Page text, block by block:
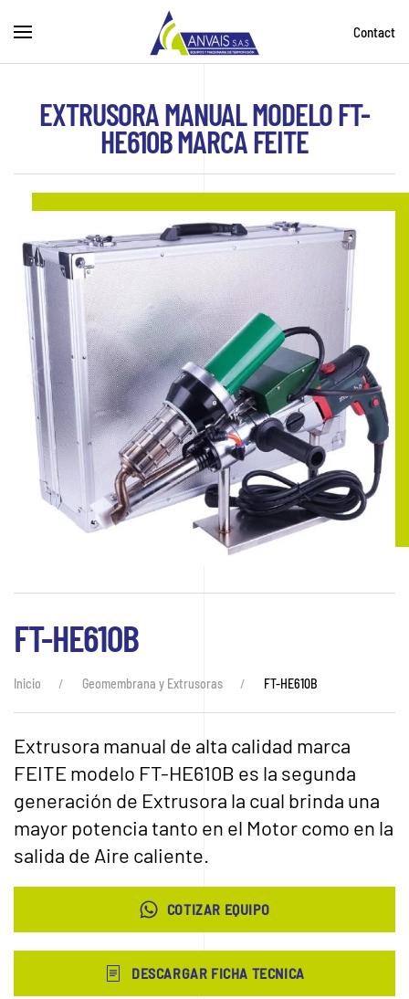
Skip to main content
Contact
EXTRUSORA MANUAL MODELO FT-
HE610B MARCA FEITE
FT-HE610B
Inicio Geomembrana y Extrusoras FT-HE610B
Extrusora manual de alta calidad marca
FEITE modelo FT-HE610B es la segunda
generación de Extrusora la cual brinda una
mayor potencia tanto en el Motor como en la
salida de Aire caliente.
COTIZAR EQUIPO
DESCARGAR FICHA TECNICA